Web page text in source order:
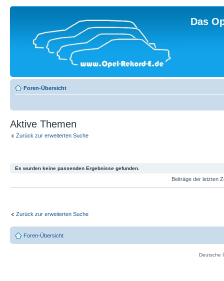
Das
Foren-Übersicht
Aktive Themen
Zurück zur erweiterten Suche
Es wurden keine passenden Ergebnisse gefunden.
Beiträge der letzten
Zurück zur erweiterten Suche
Foren-Übersicht
Deutsche